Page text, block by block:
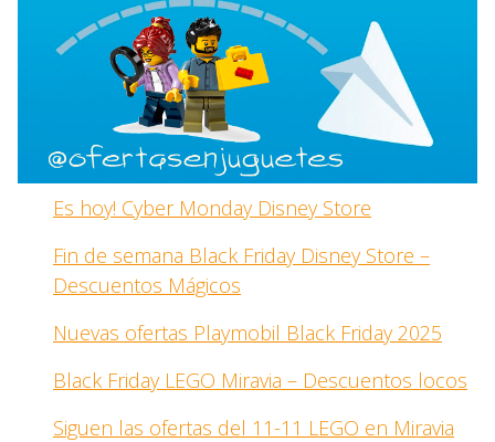
Es hoy! Cyber Monday Disney Store
Fin de semana Black Friday Disney Store –
Descuentos Mágicos
Nuevas ofertas Playmobil Black Friday 2025
Black Friday LEGO Miravia – Descuentos locos
Siguen las ofertas del 11-11 LEGO en Miravia